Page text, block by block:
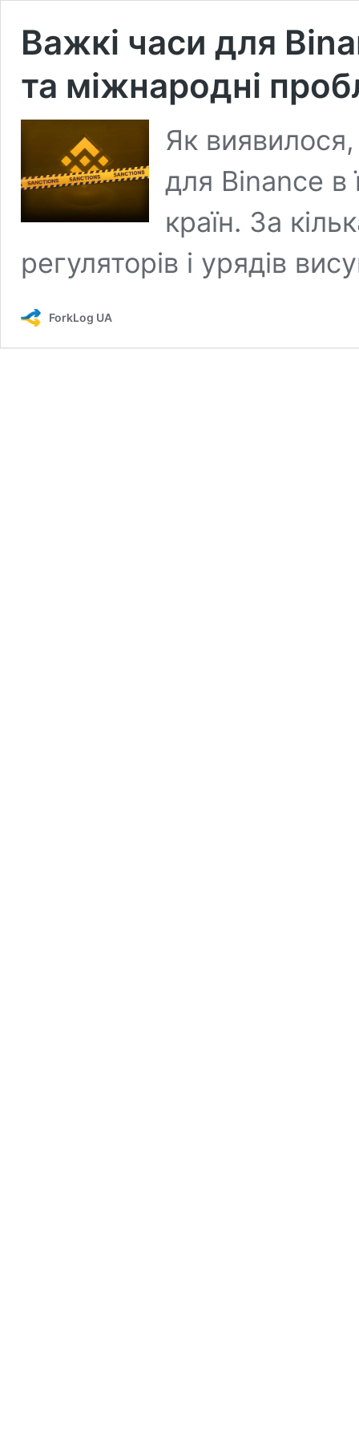
Важкі часи для
та міжнародні
Як
для Binance в
країн. За
регуляторів і урядів
ForkLog UA